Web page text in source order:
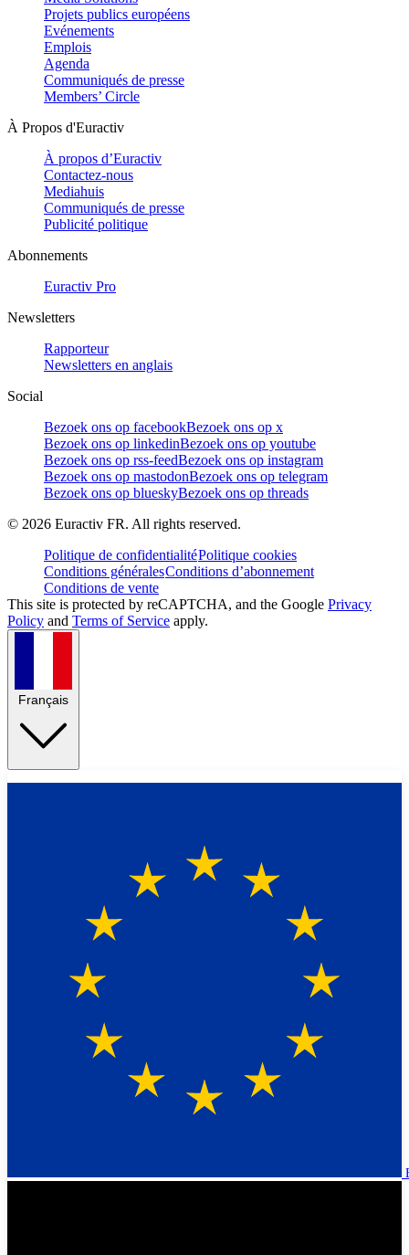
Projets publics européens
Evénements
Emplois
Agenda
Communiqués de presse
Members’ Circle
À Propos d'Euractiv
À propos d’Euractiv
Contactez-nous
Mediahuis
Communiqués de presse
Publicité politique
Abonnements
Euractiv Pro
Newsletters
Rapporteur
Newsletters en anglais
Social
Bezoek ons op facebookBezoek ons op x
Bezoek ons op linkedinBezoek ons op youtube
Bezoek ons op rss-feedBezoek ons op instagram
Bezoek ons op mastodonBezoek ons op telegram
Bezoek ons op blueskyBezoek ons op threads
© 2026 Euractiv FR. All rights reserved.
Politique de confidentialitéPolitique cookies
Conditions généralesConditions d’abonnement
Conditions de vente
This site is protected by reCAPTCHA, and the Google Privacy
Policy and Terms of Service apply.
Français